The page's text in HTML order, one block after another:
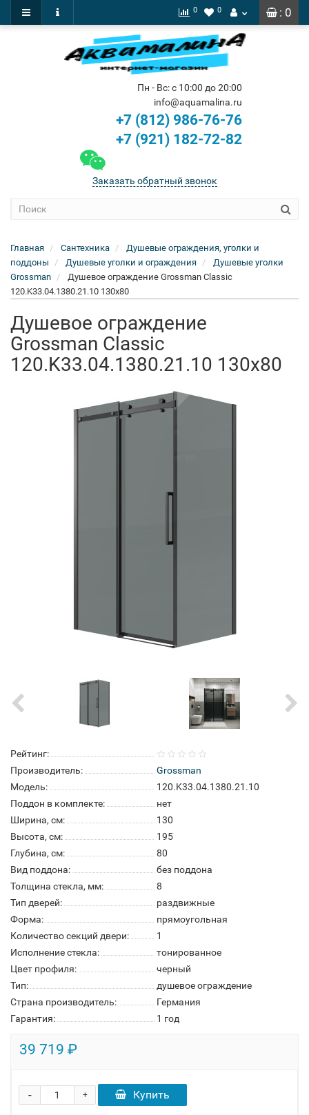
: 0
0 0
Пн - Вс: с 10:00 до 20:00
info@aquamalina.ru
+7 (812) 986-76-76
+7 (921) 182-72-82
Заказать обратный звонок
Главная Сантехника
Душевые ограждения, уголки и
поддоны
Душевые уголки и ограждения
Душевые уголки
Grossman
Душевое ограждение Grossman Classic
120.K33.04.1380.21.10 130x80
Душевое ограждение
Grossman Classic
120.K33.04.1380.21.10 130x80
Рейтинг:
Производитель:
Grossman
Модель:
120.K33.04.1380.21.10
Поддон в комплекте:
нет
Ширина, см:
130
Высота, см:
195
Глубина, см:
80
Вид поддона:
без поддона
Толщина стекла, мм:
8
Тип дверей:
раздвижные
Форма:
прямоугольная
Количество секций двери:
1
Исполнение стекла:
тонированное
Цвет профиля:
черный
Тип:
душевое ограждение
Страна производитель:
Германия
Гарантия:
1 год
39 719 ₽
+
- Купить